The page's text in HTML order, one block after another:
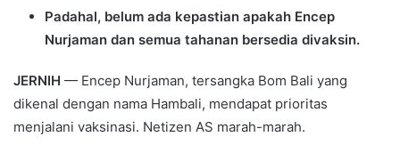
Padahal, belum ada kepastian apakah Encep
Nurjaman dan semua tahanan bersedia divaksin.
JERNIH — Encep Nurjaman, tersangka Bom Bali yang
dikenal dengan nama Hambali, mendapat prioritas
menjalani vaksinasi. Netizen AS marah-marah.